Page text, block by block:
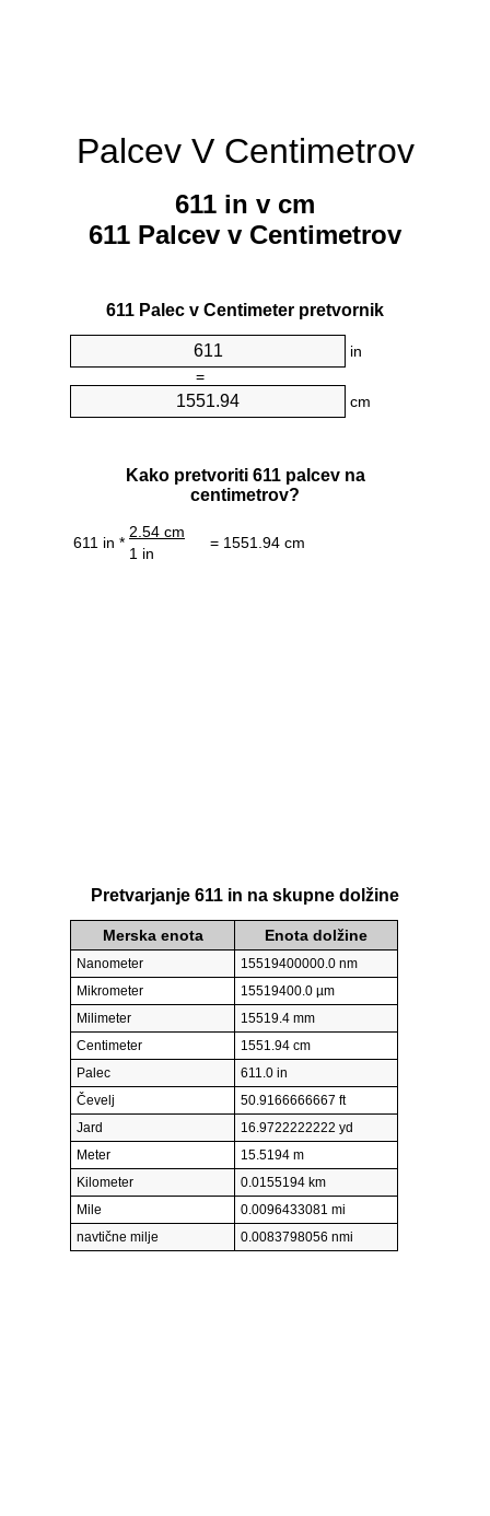
Palcev V Centimetrov
611 in v cm
611 Palcev v Centimetrov
611 Palec v Centimeter pretvornik
in
=
cm
Kako pretvoriti 611 palcev na
centimetrov?
611 in *
2.54 cm
= 1551.94 cm
1 in
Pretvarjanje 611 in na skupne dolžine
Merska enota Enota dolžine
Nanometer
15519400000.0 nm
Mikrometer
15519400.0 µm
Milimeter
15519.4 mm
Centimeter
1551.94 cm
Palec
611.0 in
Čevelj
50.9166666667 ft
Jard
16.9722222222 yd
Meter
15.5194 m
Kilometer
0.0155194 km
Mile
0.0096433081 mi
navtične milje
0.0083798056 nmi